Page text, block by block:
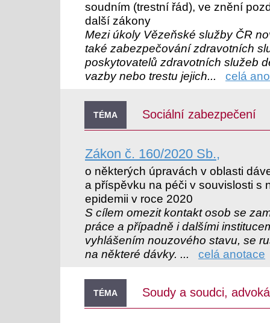
soudním (trestní řád), ve znění
další zákony
Mezi úkoly Vězeňské služby ČR
také zabezpečování zdravotních
poskytovatelů zdravotních služeb
vazby nebo trestu jejich...
celá
TÉMA Sociální zabezpečení
Zákon č. 160/2020 Sb.,
o některých úpravách v oblasti
a příspěvku na péči v souvislosti s
epidemii v roce 2020
S cílem omezit kontakt osob se
práce a případně i dalšími
vyhlášením nouzového stavu, se
na některé dávky. ...
celá anotace
TÉMA Soudy a soudci,